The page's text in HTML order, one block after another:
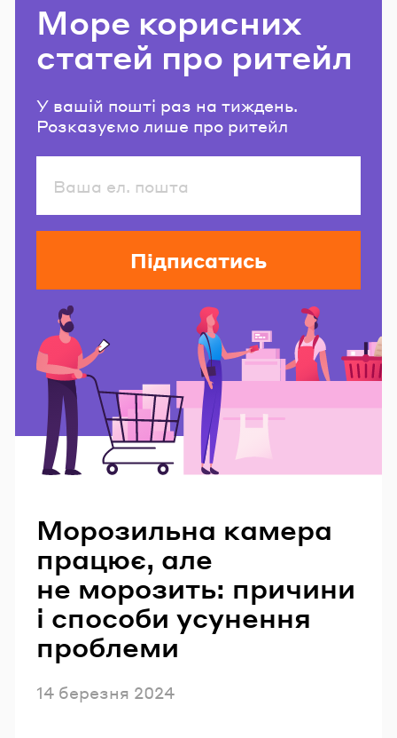
Море корисних
статей про ритейл
У вашій пошті раз на тиждень.
Розказуємо лише про ритейл
Підписатись
Морозильна камера
працює, але
не морозить: причини
і способи усунення
проблеми
Опубліковано
14 березня 2024